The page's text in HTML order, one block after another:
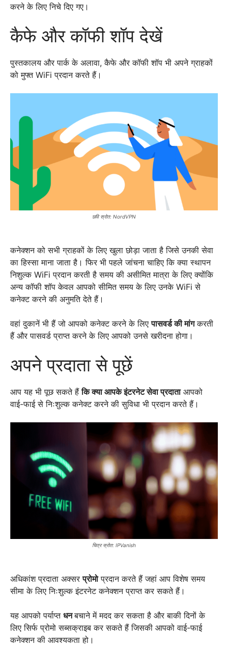
करने के लिए निचे दिए गए।
कैफे और कॉफी शॉप देखें
पुस्तकालय और पार्क के अलावा, कैफे और कॉफी शॉप भी अपने ग्राहकों
को मुफ्त WiFi प्रदान करते हैं।
छवि स्रोत: NordVPN
कनेक्शन को सभी ग्राहकों के लिए खुला छोड़ा जाता है जिसे उनकी सेवा
का हिस्सा माना जाता है। फिर भी पहले जांचना चाहिए कि क्या स्थापन
निशुल्क WiFi प्रदान करती है समय की असीमित मात्रा के लिए क्योंकि
अन्य कॉफी शॉप केवल आपको सीमित समय के लिए उनके WiFi से
कनेक्ट करने की अनुमति देते हैं।
वहां दुकानें भी हैं जो आपको कनेक्ट करने के लिएपासवर्ड की मांगकरती
हैं और पासवर्ड प्राप्त करने के लिए आपको उनसे खरीदना होगा।
अपने प्रदाता से पूछें
आप यह भी पूछ सकते हैंकि क्या आपके इंटरनेट सेवा प्रदाताआपको
वाई-फाई से निःशुल्क कनेक्ट करने की सुविधा भी प्रदान करते हैं।
चित्र स्रोत: IPVanish
अधिकांश प्रदाता अक्सरप्रोमोप्रदान करते हैं जहां आप विशेष समय
सीमा के लिए निःशुल्क इंटरनेट कनेक्शन प्राप्त कर सकते हैं।
यह आपको पर्याप्त धनबचाने में मदद कर सकता है और बाकी दिनों के
लिए सिर्फ प्रोमो सब्सक्राइब कर सकते हैं जिसकी आपको वाई-फाई
कनेक्शन की आवश्यकता हो।